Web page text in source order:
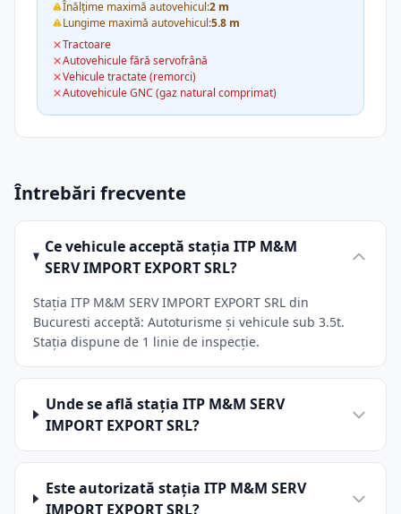
Înălțime maximă autovehicul:2 m
Lungime maximă autovehicul:5.8 m
Tractoare
Autovehicule fără servofrână
Vehicule tractate (remorci)
Autovehicule GNC (gaz natural comprimat)
Întrebări frecvente
Ce vehicule acceptă stația ITP M&M
SERV IMPORT EXPORT SRL?
Stația ITP M&M SERV IMPORT EXPORT SRL din
Bucuresti acceptă: Autoturisme și vehicule sub 3.5t.
Stația dispune de 1 linie de inspecție.
Unde se află stația ITP M&M SERV
IMPORT EXPORT SRL?
Este autorizată stația ITP M&M SERV
IMPORT EXPORT SRL?